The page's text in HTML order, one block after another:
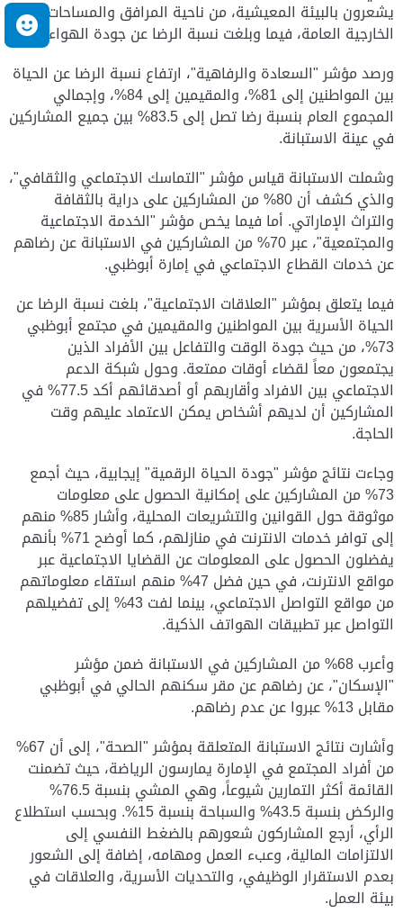
يشعرون بالبيئة المعيشية، من ناحية المرافق والمساحات
الخارجية العامة، فيما وبلغت نسبة الرضا عن جودة الهواء 74%.
ورصد مؤشر "السعادة والرفاهية"، ارتفاع نسبة الرضا عن الحياة
بين المواطنين إلى 81%، والمقيمين إلى 84%، وإجمالي
المجموع العام بنسبة رضا تصل إلى 83.5% بين جميع المشاركين
في عينة الاستبانة.
وشملت الاستبانة قياس مؤشر "التماسك الاجتماعي والثقافي"،
والذي كشف أن 80% من المشاركين على دراية بالثقافة
والتراث الإماراتي. أما فيما يخص مؤشر "الخدمة الاجتماعية
والمجتمعية"، عبر 70% من المشاركين في الاستبانة عن رضاهم
عن خدمات القطاع الاجتماعي في إمارة أبوظبي.
فيما يتعلق بمؤشر "العلاقات الاجتماعية"، بلغت نسبة الرضا عن
الحياة الأسرية بين المواطنين والمقيمين في مجتمع أبوظبي
73%، من حيث جودة الوقت والتفاعل بين الأفراد الذين
يجتمعون معاً لقضاء أوقات ممتعة. وحول شبكة الدعم
الاجتماعي بين الافراد وأقاربهم أو أصدقائهم أكد 77.5% في
المشاركين أن لديهم أشخاص يمكن الاعتماد عليهم وقت
الحاجة.
وجاءت نتائج مؤشر "جودة الحياة الرقمية" إيجابية، حيث أجمع
73% من المشاركين على إمكانية الحصول على معلومات
موثوقة حول القوانين والتشريعات المحلية، وأشار 85% منهم
إلى توافر خدمات الانترنت في منازلهم، كما أوضح 71% بأنهم
يفضلون الحصول على المعلومات عن القضايا الاجتماعية عبر
مواقع الانترنت، في حين فضل 47% منهم استقاء معلوماتهم
من مواقع التواصل الاجتماعي، بينما لفت 43% إلى تفضيلهم
التواصل عبر تطبيقات الهواتف الذكية.
وأعرب 68% من المشاركين في الاستبانة ضمن مؤشر
"الإسكان"، عن رضاهم عن مقر سكنهم الحالي في أبوظبي
مقابل 13% عبروا عن عدم رضاهم.
وأشارت نتائج الاستبانة المتعلقة بمؤشر "الصحة"، إلى أن 67%
من أفراد المجتمع في الإمارة يمارسون الرياضة، حيث تضمنت
القائمة أكثر التمارين شيوعاً، وهي المشي بنسبة 76.5%
والركض بنسبة 43.5% والسباحة بنسبة 15%. وبحسب استطلاع
الرأي، أرجع المشاركون شعورهم بالضغط النفسي إلى
الالتزامات المالية، وعبء العمل ومهامه، إضافة إلى الشعور
بعدم الاستقرار الوظيفي، والتحديات الأسرية، والعلاقات في
بيئة العمل.